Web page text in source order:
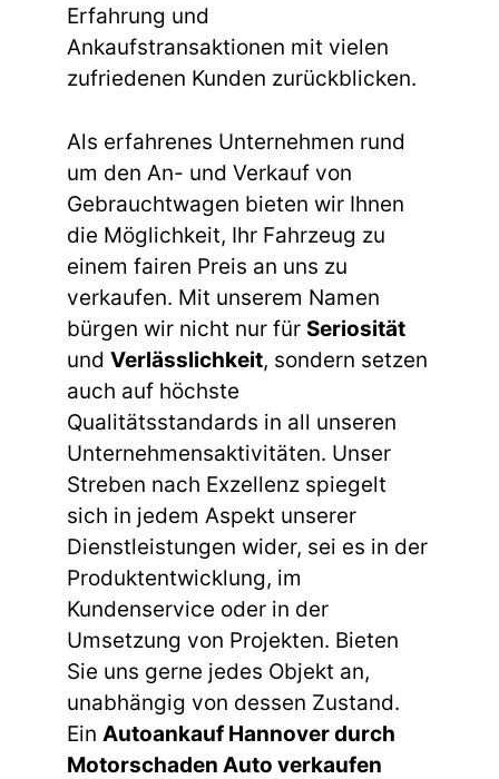
Erfahrung und
Ankaufstransaktionen mit vielen
zufriedenen Kunden zurückblicken.
Als erfahrenes Unternehmen rund
um den An- und Verkauf von
Gebrauchtwagen bieten wir Ihnen
die Möglichkeit, Ihr Fahrzeug zu
einem fairen Preis an uns zu
verkaufen. Mit unserem Namen
bürgen wir nicht nur für Seriosität
und Verlässlichkeit, sondern setzen
auch auf höchste
Qualitätsstandards in all unseren
Unternehmensaktivitäten. Unser
Streben nach Exzellenz spiegelt
sich in jedem Aspekt unserer
Dienstleistungen wider, sei es in der
Produktentwicklung, im
Kundenservice oder in der
Umsetzung von Projekten. Bieten
Sie uns gerne jedes Objekt an,
unabhängig von dessen Zustand.
Ein Autoankauf Hannover durch
Motorschaden Auto verkaufen